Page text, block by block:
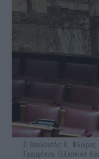
Ο βουλευτής Κ. Φλώρος
Γραμμένου (Ελληνική